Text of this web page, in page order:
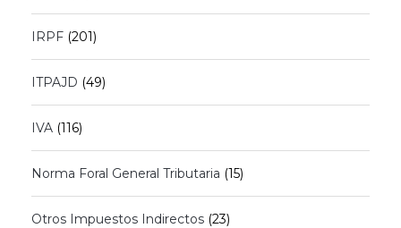
IRPF (201)
ITPAJD (49)
IVA (116)
Norma Foral General Tributaria (15)
Otros Impuestos Indirectos (23)